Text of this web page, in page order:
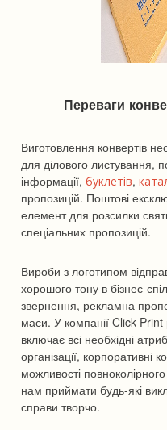
Переваги
Виготовлення конвертів
для ділового листування,
інформації,буклетів,
пропозицій. Поштові
елемент для розсилки
спеціальних пропозицій.
Вироби з логотипом
хорошого тону в бізнес-
звернення, рекламна
маси. У компанії Click-
включає всі необхідні
організації, корпоративні
можливості
нам приймати будь-які
справи творчо.